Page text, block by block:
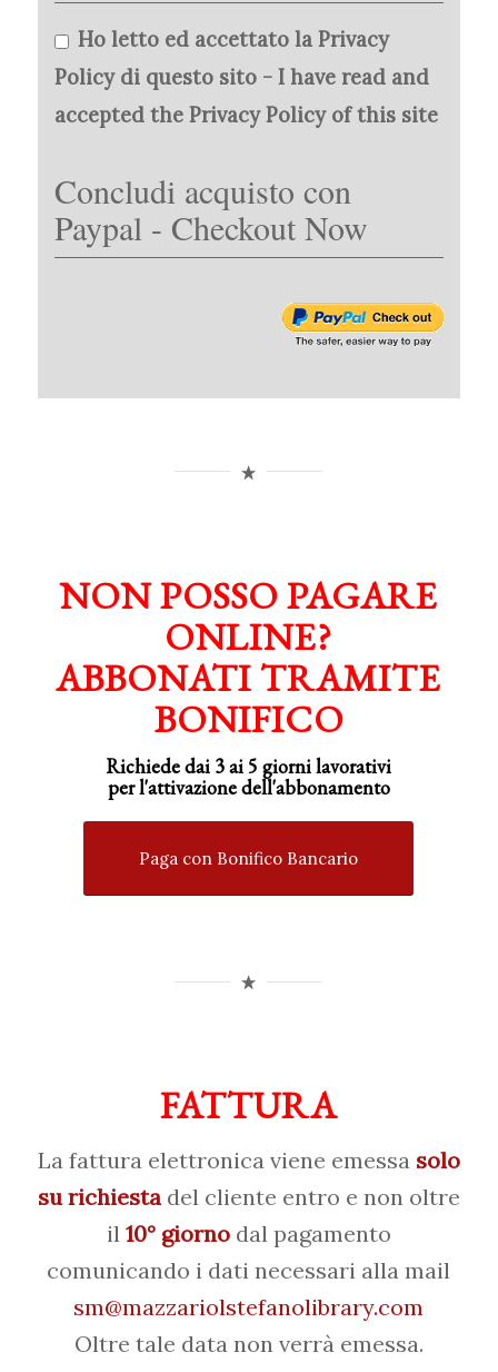
Ho letto ed accettato la Privacy
Policy di questo sito - I have read and
accepted the Privacy Policy of this site
Concludi acquisto con
Paypal - Checkout Now
NON POSSO PAGARE
ONLINE?
ABBONATI TRAMITE
BONIFICO
Richiede dai 3 ai 5 giorni lavorativi
perl'attivazionedell'abbonamento
Paga con Bonifico Bancario
FATTURA
La fattura elettronica viene emessasolo
su richiestadel cliente entro e non oltre
il 10° giornodal pagamento
comunicando i dati necessari alla mail
sm@mazzariolstefanolibrary.com
Oltre tale data non verrà emessa.